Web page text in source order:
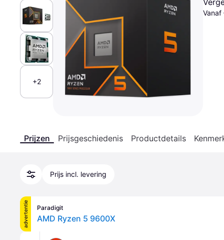
+2
Vanaf
Prijzen Prijsgeschiedenis Productdetails
Prijs incl. levering
advertentie Paradigit
AMD Ryzen 5 9600X